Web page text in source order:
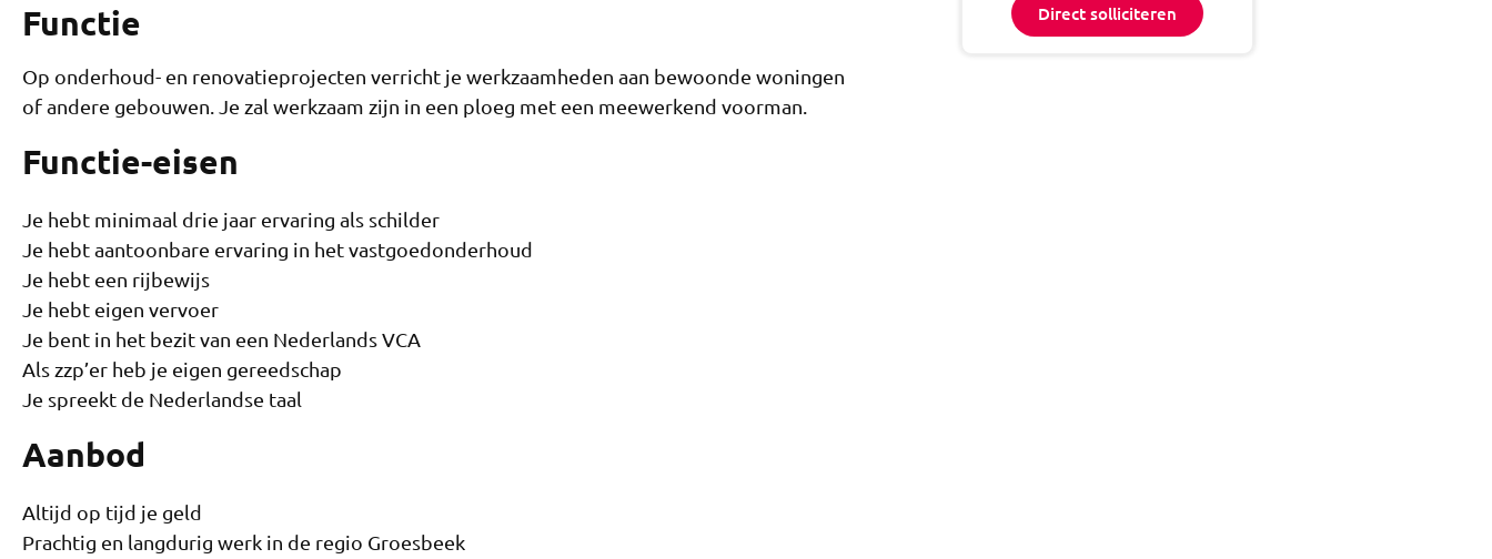
Functie
Op onderhoud- en renovatieprojecten verricht je werkzaamheden aan bewoonde woningen
of andere gebouwen. Je zal werkzaam zijn in een ploeg met een meewerkend voorman.
Functie-eisen
Je hebt minimaal drie jaar ervaring als schilder
Je hebt aantoonbare ervaring in het vastgoedonderhoud
Je hebt een rijbewijs
Je hebt eigen vervoer
Je bent in het bezit van een Nederlands VCA
Als zzp’er heb je eigen gereedschap
Je spreekt de Nederlandse taal
Aanbod
Altijd op tijd je geld
Prachtig en langdurig werk in de regio Groesbeek
Direct solliciteren